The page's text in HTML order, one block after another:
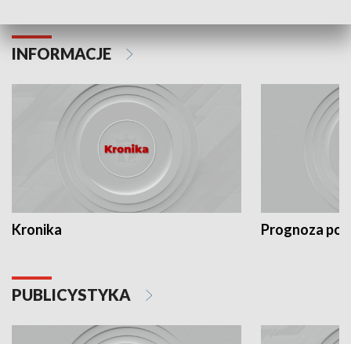
INFORMACJE
Kronika Prognoza
PUBLICYSTYKA